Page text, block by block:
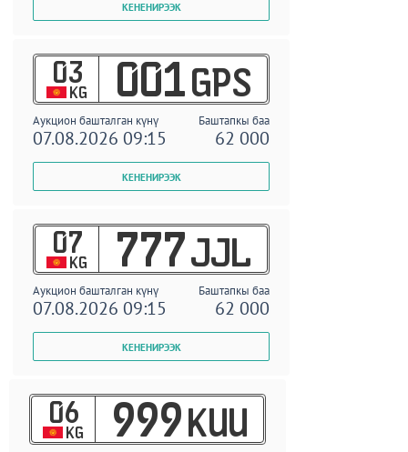
03
KG 001 GPS
Аукцион башталган күнү Баштапкы баа
07.08.2026 09:15 62 000
07
KG 777 JJL
Аукцион башталган күнү Баштапкы баа
07.08.2026 09:15 62 000
06
KG 999 KUU